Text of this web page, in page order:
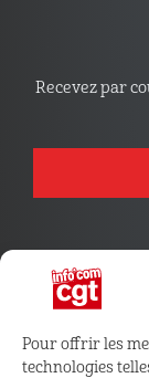
Pour offrir les
technologies
Recevez par